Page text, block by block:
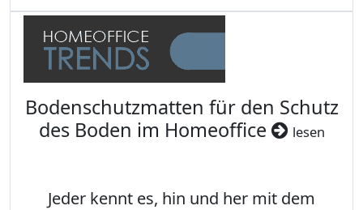
Bodenschutzmatten für den Schutz
des Boden im Homeoffice
lesen
Jeder kennt es, hin und her mit dem